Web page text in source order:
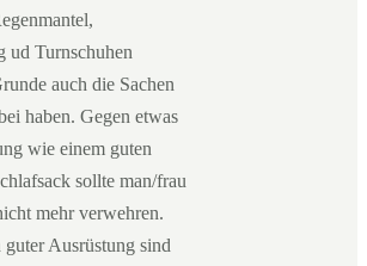
ud Turnschuhen
auch die Sachen
haben. Gegen etwas
wie einem guten
sollte man/frau
mehr verwehren.
Ausrüstung sind